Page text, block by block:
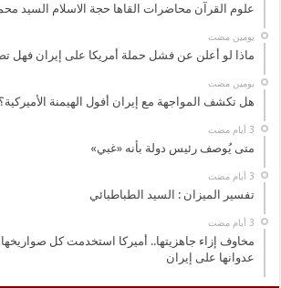
علوم القرآن محاضرات القاها حجة الاسلام السيد
‏يومين مضت
ماذا لو أعلن عن فشل حملة أمريكا على إيران فهل
‏يومين مضت
هل تكشف المواجهة مع إيران أفول الهيمنة الأميركية؟
متى يُوصف رئيس دولة بأنه «غبي»
تفسير الميزان : السيد الطباطبائي
مخاوف إزاء جاهزيتها.. أميركا استخدمت كل
عدوانها على إيران